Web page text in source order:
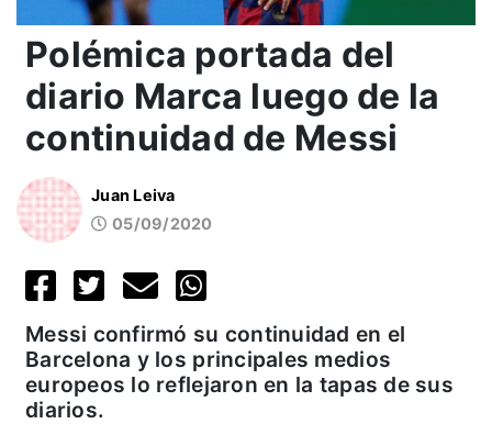
Polémica portada del
diario Marca luego de la
continuidad de Messi
Juan Leiva
05/09/2020
Messi confirmó su continuidad en el
Barcelona y los principales medios
europeos lo reflejaron en la tapas de sus
diarios.